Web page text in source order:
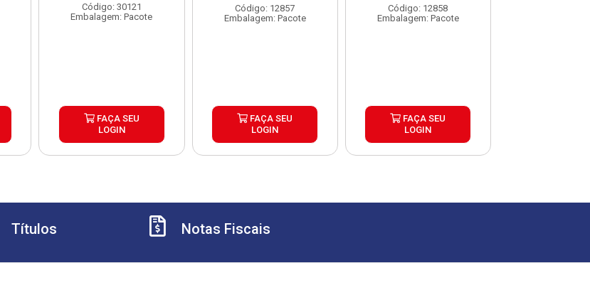
Código: 30121
Embalagem: Pacote
FAÇA SEU
LOGIN
Código: 12857
Embalagem: Pacote
FAÇA SEU
LOGIN
Código: 12858
Embalagem: Pacote
FAÇA SEU
LOGIN
Títulos Notas Fiscais